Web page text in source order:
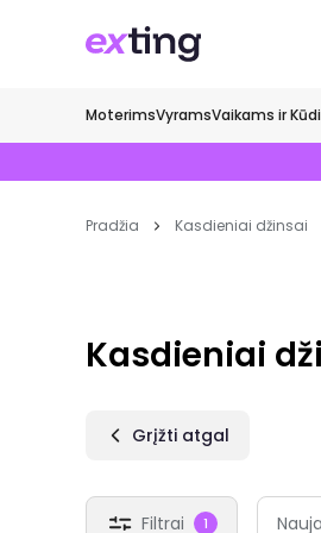
MoterimsVyramsVaikams ir
Pradžia Kasdieniai džinsai
Kasdieniai
Grįžti atgal
Filtrai 1